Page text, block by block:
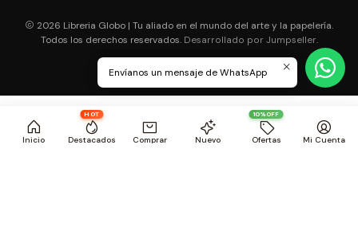
Inicio
HOT
Destacados Comprar Nuevo
10%OFF
Ofertas Mi Cuenta
2026 Libreria Globo | Tu aliado en el mundo del arte y la papelería.
Todos los derechos reservados. Desarrollado por Jumpseller.
Envíanos un mensaje de WhatsApp